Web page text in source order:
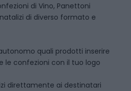
di Vino, Panettoni
di diverso formato e
quali prodotti inserire
le confezioni con il tuo logo
direttamente ai destinatari